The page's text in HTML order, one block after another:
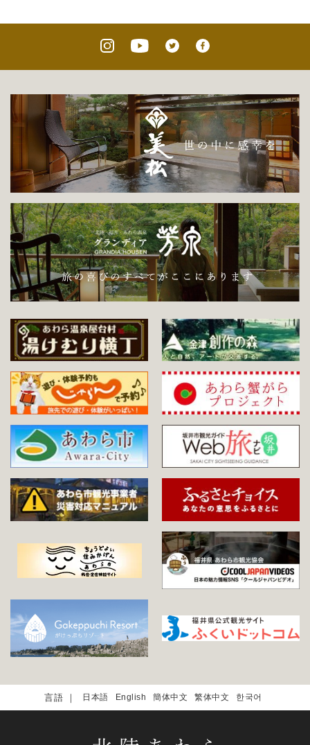
日本語 English 簡体中文 繁体中文 한국어